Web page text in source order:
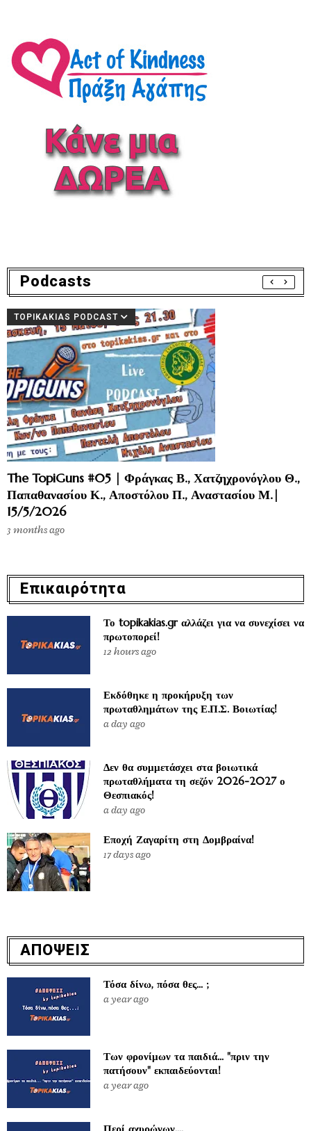
Podcasts
TOPIKAKIAS PODCAST
The TopiGuns #05 | Φράγκας Β., Χατζηχρονόγλου Θ.,
Παπαθανασίου Κ., Αποστόλου Π., Αναστασίου Μ.|
15/5/2026
3 months ago
Επικαιρότητα
Το topikakias.gr αλλάζει για να συνεχίσει να
πρωτοπορεί!
12 hours ago
Εκδόθηκε η προκήρυξη των
πρωταθλημάτων της Ε.Π.Σ. Βοιωτίας!
a day ago
Δεν θα συμμετάσχει στα βοιωτικά
πρωταθλήματα τη σεζόν 2026-2027 ο
Θεσπιακός!
a day ago
Εποχή Ζαγαρίτη στη Δομβραίνα!
17 days ago
ΑΠΟΨΕΙΣ
Τόσα δίνω, πόσα θες... ;
a year ago
Των φρονίμων τα παιδιά... "πριν την
πατήσουν" εκπαιδεύονται!
a year ago
Περί αχυρώνων....